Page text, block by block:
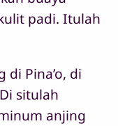
padi. Itulah
Pina’o, di
situlah
anjing